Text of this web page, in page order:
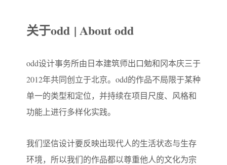
关于odd | About odd
odd设计事务所由日本建筑师出口勉和冈本庆三于
2012年共同创立于北京。odd的作品不局限于某种
单一的类型和定位，并持续在项目尺度、风格和
功能上进行多样化实践。
我们坚信设计要反映出现代人的生活状态与生存
环境，所以我们的作品都以尊重他人的文化为宗